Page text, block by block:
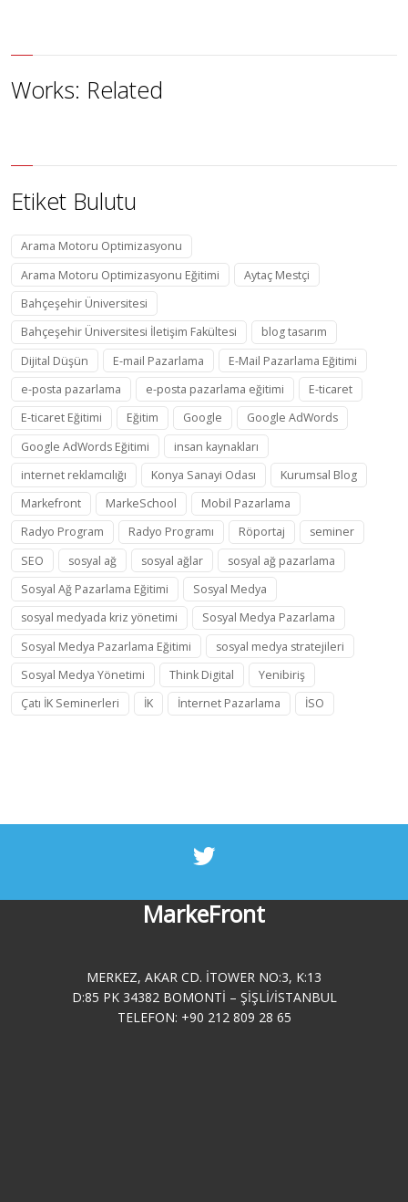
Works: Related
Etiket Bulutu
Arama Motoru Optimizasyonu
Arama Motoru Optimizasyonu Eğitimi
Aytaç Mestçi
Bahçeşehir Üniversitesi
Bahçeşehir Üniversitesi İletişim Fakültesi
blog tasarım
Dijital Düşün
E-mail Pazarlama
E-Mail Pazarlama Eğitimi
e-posta pazarlama
e-posta pazarlama eğitimi
E-ticaret
E-ticaret Eğitimi
Eğitim Google
Google AdWords
Google AdWords Eğitimi
insan kaynakları
internet reklamcılığı
Konya Sanayi Odası
Kurumsal Blog
Markefront
MarkeSchool
Mobil Pazarlama
Radyo Program
Radyo Programı Röportaj
seminer
SEO
sosyal ağ sosyal ağlar
sosyal ağ pazarlama
Sosyal Ağ Pazarlama Eğitimi
Sosyal Medya
sosyal medyada kriz yönetimi
Sosyal Medya Pazarlama
Sosyal Medya Pazarlama Eğitimi
sosyal medya stratejileri
Sosyal Medya Yönetimi
Think Digital
Yenibiriş
Çatı İK Seminerleri
İK İnternet Pazarlama İSO
MarkeFront
MERKEZ, AKAR CD. ITOWER NO:3, K:13
D:85 PK 34382 BOMONTI – ŞIŞLI/İSTANBUL
TELEFON: +90 212 809 28 65